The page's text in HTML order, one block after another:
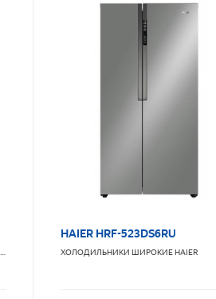
HAIER HRF-523DS6RU
ХОЛОДИЛЬНИКИ ШИРОКИЕHAIER